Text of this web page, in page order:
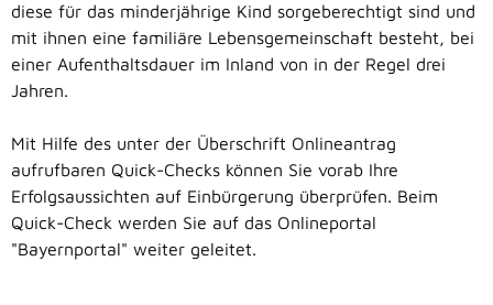
diese für das minderjährige Kind sorgeberechtigt sind und
mit ihnen eine familiäre Lebensgemeinschaft besteht, bei
einer Aufenthaltsdauer im Inland von in der Regel drei
Jahren.
Mit Hilfe des unter der Überschrift Onlineantrag
aufrufbaren Quick-Checks können Sie vorab Ihre
Erfolgsaussichten auf Einbürgerung überprüfen. Beim
Quick-Check werden Sie auf das Onlineportal
"Bayernportal" weiter geleitet.